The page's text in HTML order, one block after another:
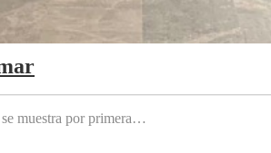
muestra por primera…